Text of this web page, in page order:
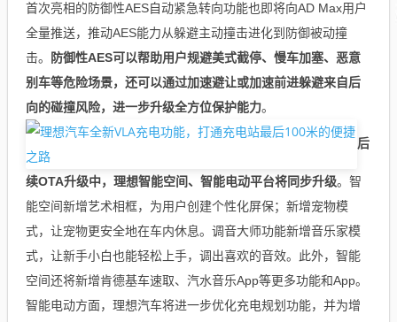
首次亮相的防御性AES自动紧急转向功能也即将向AD Max用户
全量推送，推动AES能力从躲避主动撞击进化到防御被动撞
击。
防御性AES可以帮助用户规避美式截停、慢车加塞、恶意
别车等危险场景，还可以通过加速避让或加速前进躲避来自后
向的碰撞风险，进一步升级全方位保护能力。
后
续OTA升级中，理想智能空间、智能电动平台将同步升级。智
能空间新增艺术相框，为用户创建个性化屏保；新增宠物模
式，让宠物更安全地在车内休息。调音大师功能新增音乐家模
式，让新手小白也能轻松上手，调出喜欢的音效。此外，智能
空间还将新增肯德基车速取、汽水音乐App等更多功能和App。
智能电动方面，理想汽车将进一步优化充电规划功能，并为增